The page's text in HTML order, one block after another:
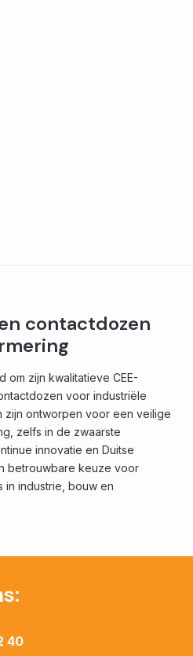
contactdozen
om zijn kwalitatieve CEE-
voor industriële
zijn ontworpen voor een veilige
zelfs in de zwaarste
innovatie en Duitse
betrouwbare keuze voor
in industrie, bouw en
40